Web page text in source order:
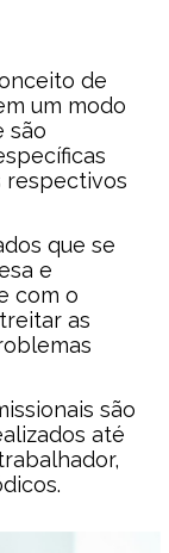
de
um modo
são
respectivos
que se
e
com o
as
são
até